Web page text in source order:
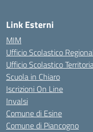
Link Esterni
MIM
Ufficio Scolastico
Ufficio Scolastico
Scuola in Chiaro
Iscrizioni On Line
Invalsi
Comune di Esine
Comune di Piancogno